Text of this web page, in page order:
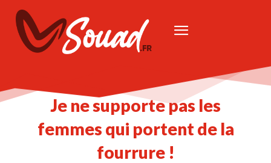
Je ne supporte pas les
femmes qui portent de la
fourrure !